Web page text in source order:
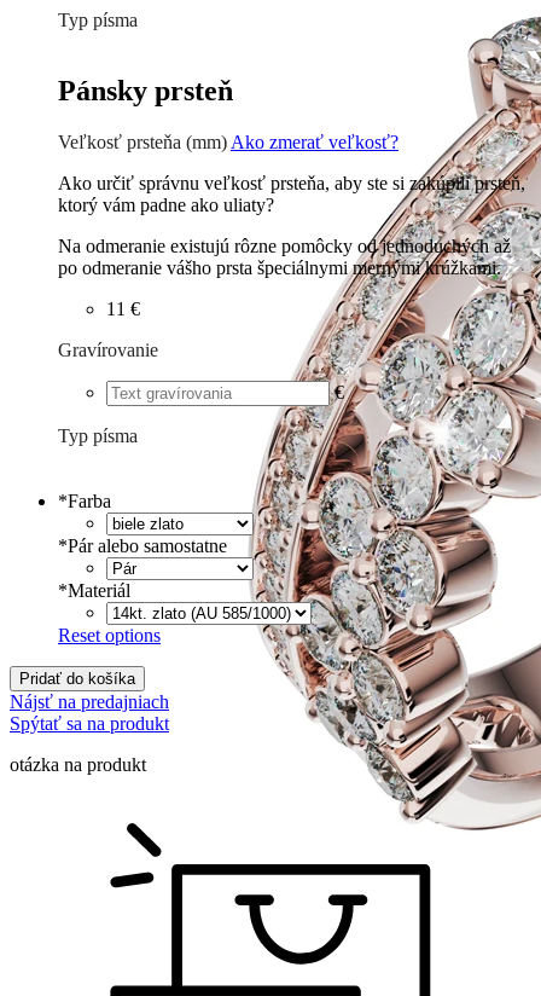
Typ písma
Pánsky prsteň
Veľkosť prsteňa (mm) Ako zmerať veľkosť?
Ako určiť správnu veľkosť prsteňa, aby ste si zakúpili prsteň,
ktorý vám padne ako uliaty?
Na odmeranie existujú rôzne pomôcky od jednoduchých až
po odmeranie vášho prsta špeciálnymi mernými krúžkami.
11 €
Gravírovanie
€
Typ písma
Písané €
*Farba
*Pár alebo samostatne
*Materiál
Reset options
Pridať do košíka
Nájsť na predajniach
Spýtať sa na produkt
otázka na produkt